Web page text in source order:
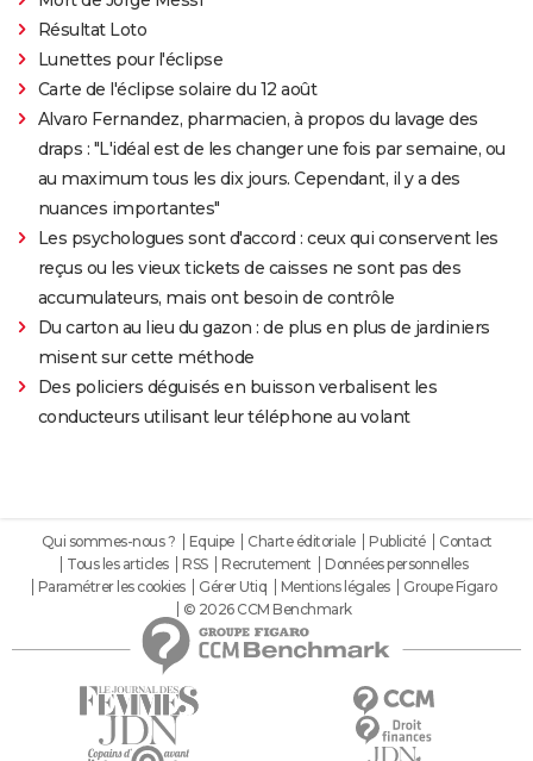
Résultat Loto
Lunettes pour l'éclipse
Carte de l'éclipse solaire du 12 août
Alvaro Fernandez, pharmacien, à propos du lavage des
draps : "L'idéal est de les changer une fois par semaine, ou
au maximum tous les dix jours. Cependant, il y a des
nuances importantes"
Les psychologues sont d'accord : ceux qui conservent les
reçus ou les vieux tickets de caisses ne sont pas des
accumulateurs, mais ont besoin de contrôle
Du carton au lieu du gazon : de plus en plus de jardiniers
misent sur cette méthode
Des policiers déguisés en buisson verbalisent les
conducteurs utilisant leur téléphone au volant
Qui sommes-nous ? Equipe Charte éditoriale Publicité
Contact
Tous les articles
RSS Recrutement
Données personnelles
Paramétrer les cookies
Gérer Utiq Mentions légales
Groupe Figaro
© 2026 CCM Benchmark